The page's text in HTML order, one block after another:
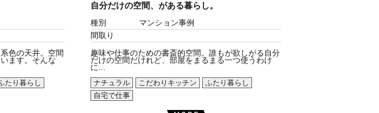
色の天井。空間
ます。そんな
たり暮らし
自分だけの空間、がある暮らし。
種別
マンション事例
間取り
趣味や仕事のための書斎的空間。誰もが欲しがる自分
だけの空間だけれど、部屋をまるまる一つ使うわけ
に...
ナチュラル
こだわりキッチン
ふたり暮らし
自宅で仕事